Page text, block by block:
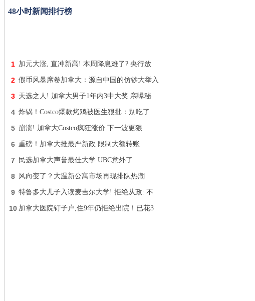
48小时新闻排行榜
1 加元大涨, 直冲新高! 本周降息难了? 央行放
2 假币风暴席卷加拿大：源自中国的仿钞大举入
3 天选之人! 加拿大男子1年内3中大奖 亲曝秘
4 炸锅！Costco爆款烤鸡被医生狠批：别吃了
5 崩溃! 加拿大Costco疯狂涨价 下一波更狠
6 重磅！加拿大推最严新政 限制大额转账
7 民选加拿大声誉最佳大学 UBC意外了
8 风向变了？大温新公寓市场再现排队热潮
9 特鲁多大儿子入读麦吉尔大学! 拒绝从政: 不
10 加拿大医院钉子户,住9年仍拒绝出院！已花3